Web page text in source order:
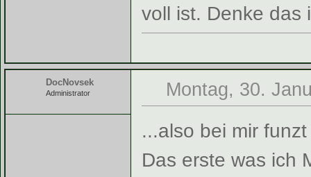
voll ist. Denke das
DocNovsek
Administrator Montag, 30.
...also bei mir
Das erste was ich